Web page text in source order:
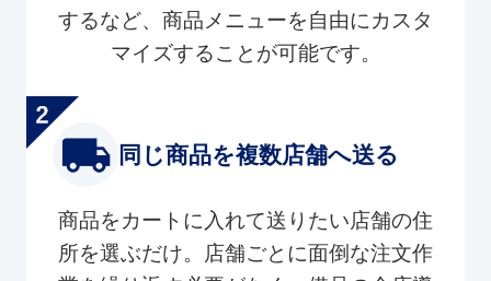
するなど、商品メニューを自由にカスタ
マイズすることが可能です。
同じ商品を複数店舗へ送る
商品をカートに入れて送りたい店舗の住
所を選ぶだけ。店舗ごとに面倒な注文作